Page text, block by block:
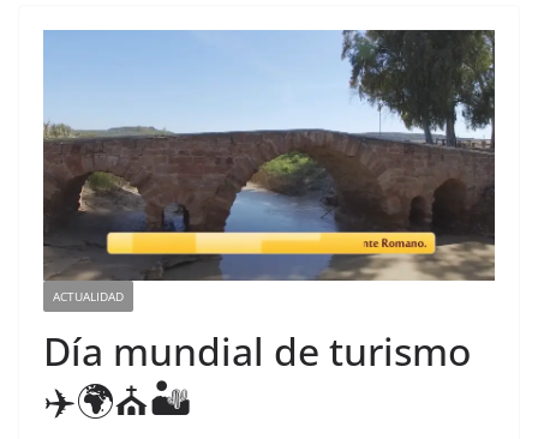
ACTUALIDAD
Día mundial de turismo
✈️🌍⛪️🏜